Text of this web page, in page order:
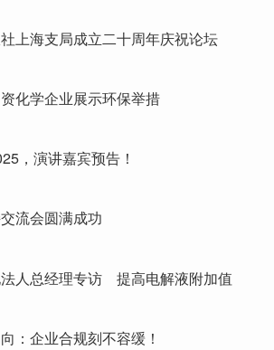
上海支局成立二十周年庆祝论坛
化学企业展示环保举措
，演讲嘉宾预告！
流会圆满成功
人总经理专访 提高电解液附加值
：企业合规刻不容缓！